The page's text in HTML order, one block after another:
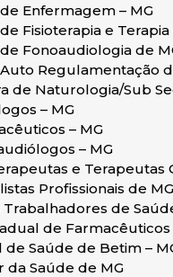
Enfermagem – MG
Fisioterapia e
Fonoaudiologia de
Regulamentação
de Naturologia/Sub
– MG
– MG
– MG
e Terapeutas
Profissionais de MG
de
de Farmacêuticos
Saúde de Betim –
Saúde de MG